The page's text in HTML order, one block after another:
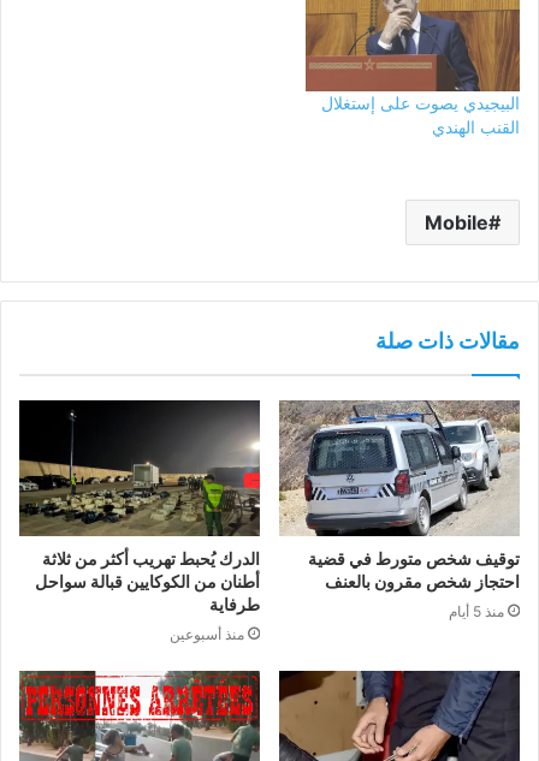
البيجيدي يصوت على إستغلال
القنب الهندي
Mobile
مقالات ذات صلة
توقيف شخص متورط في قضية
احتجاز شخص مقرون بالعنف
منذ 5 أيام
الدرك يُحبط تهريب أكثر من ثلاثة
أطنان من الكوكايين قبالة سواحل
طرفاية
منذ أسبوعين